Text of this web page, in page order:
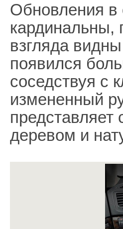
Обновления в
кардинальны,
взгляда
появился
соседствуя с
измененный
представляет
деревом и